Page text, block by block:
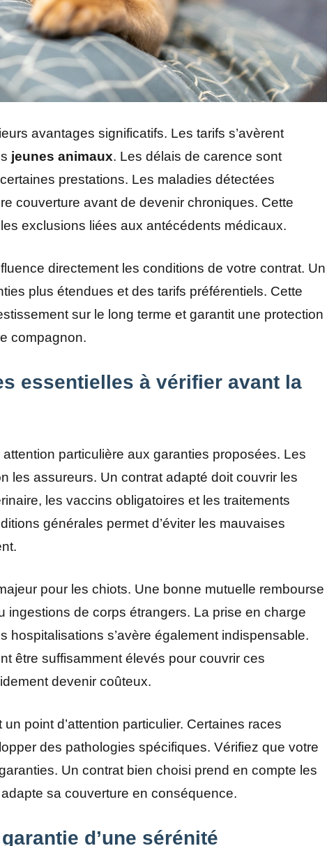
avantages significatifs. Les tarifs s’avèrent
jeunes animaux. Les délais de carence sont
prestations. Les maladies détectées
couverture avant de devenir chroniques. Cette
exclusions liées aux antécédents médicaux.
directement les conditions de votre contrat. Un
plus étendues et des tarifs préférentiels. Cette
sur le long terme et garantit une protection
compagnon.
essentielles à vérifier avant la
particulière aux garanties proposées. Les
les assureurs. Un contrat adapté doit couvrir les
les vaccins obligatoires et les traitements
générales permet d’éviter les mauvaises
pour les chiots. Une bonne mutuelle rembourse
ingestions de corps étrangers. La prise en charge
hospitalisations s’avère également indispensable.
être suffisamment élevés pour couvrir ces
devenir coûteux.
un point d’attention particulier. Certaines races
des pathologies spécifiques. Vérifiez que votre
Un contrat bien choisi prend en compte les
sa couverture en conséquence.
d’une sérénité